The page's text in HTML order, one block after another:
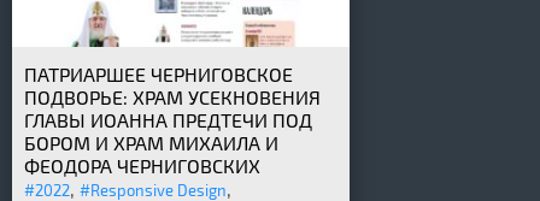
ПАТРИАРШЕЕ ЧЕРНИГОВСКОЕ
ПОДВОРЬЕ: ХРАМ УСЕКНОВЕНИЯ
ГЛАВЫ ИОАННА ПРЕДТЕЧИ ПОД
БОРОМ И ХРАМ МИХАИЛА И
ФЕОДОРА ЧЕРНИГОВСКИХ
#2022, #Responsive Design,